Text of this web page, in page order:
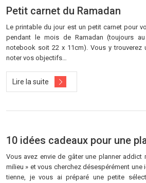
Petit carnet du Ramadan
Le printable du jour est un petit carnet pour
pendant le mois de Ramadan (toujours au
notebook soit 22 x 11cm). Vous y trouverez
noter vos objectifs…
Lire la suite
10 idées cadeaux pour une
Vous avez envie de gâter une planner addict
milieu » et vous cherchez désespérément une
tienne, je vous ai préparé une petite